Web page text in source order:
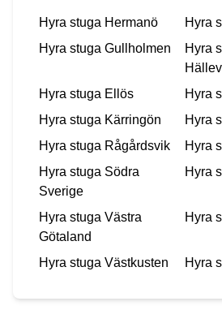
Hyra stuga Hermanö Hyra
Hyra stuga Gullholmen
Hyra
Hyra stuga Ellös Hyra
Hyra stuga Kärringön Hyra
Hyra stuga Rågårdsvik Hyra
Hyra stuga Södra
Sverige
Hyra
Hyra stuga Västra
Götaland
Hyra
Hyra stuga Västkusten Hyra